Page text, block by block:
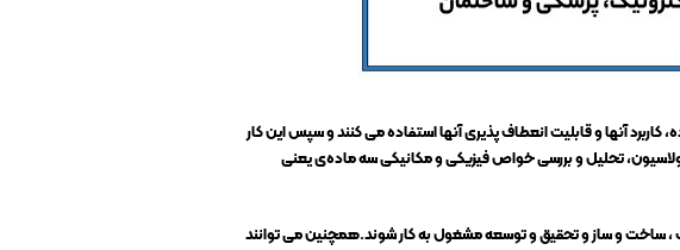
آنها و قابلیت انعطاف پذیری آنها استفاده می کنند و سپس این کار
تحلیل و بررسی خواص فيزيكی و مكانيكی سه ماده‌ی یعنی
، ساخت و ساز و تحقیق و توسعه مشغول به کار شوند.همچنین می توانند